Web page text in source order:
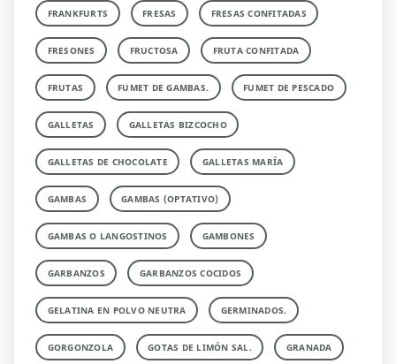
FRANKFURTS FRESAS FRESAS CONFITADAS
FRESONES FRUCTOSA FRUTA CONFITADA
FRUTAS FUMET DE GAMBAS. FUMET DE PESCADO
GALLETAS GALLETAS BIZCOCHO
GALLETAS DE CHOCOLATE GALLETAS MARÍA
GAMBAS GAMBAS (OPTATIVO)
GAMBAS O LANGOSTINOS GAMBONES
GARBANZOS GARBANZOS COCIDOS
GELATINA EN POLVO NEUTRA GERMINADOS.
GORGONZOLA GOTAS DE LIMÓN SAL. GRANADA